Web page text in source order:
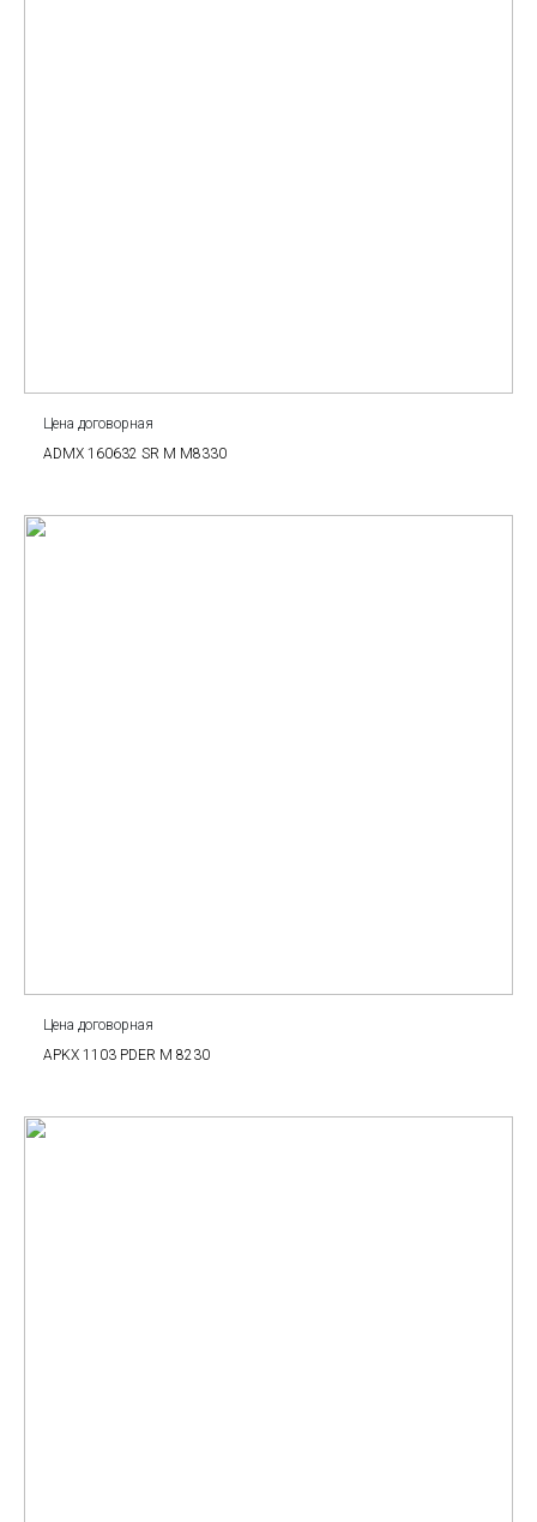
Цена договорная
ADMX 160632 SR M M8330
Цена договорная
APKX 1103 PDER M 8230